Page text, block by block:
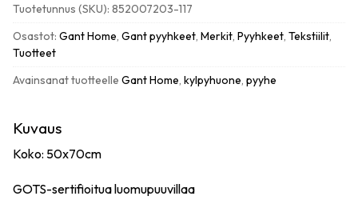
50x70cm,
light
grey
Tuotetunnus (SKU): 852007203-117
Osastot: Gant Home, Gant pyyhkeet, Merkit, Pyyhkeet, Tekstiilit,
Tuotteet
Avainsanat tuotteelle Gant Home, kylpyhuone, pyyhe
Kuvaus
Koko: 50x70cm
GOTS-sertifioitua luomupuuvillaa